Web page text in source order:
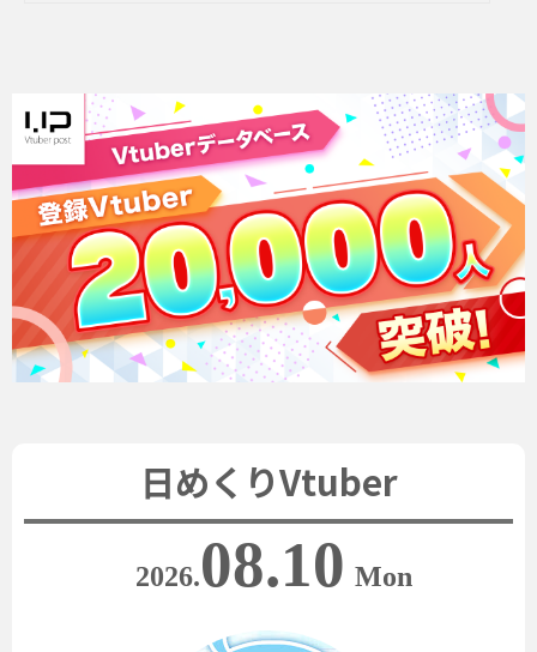
日めくりVtuber
2026.08.10 Mon